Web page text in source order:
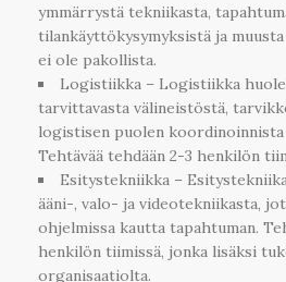
ymmärrystä tekniikasta,
tilankäyttökysymyksistä ja
ei ole pakollista.
Logistiikka – Logistiikka
tarvittavasta välineistöstä,
logistisen puolen koordinoinnista
Tehtävää tehdään 2-3 henkilön
Esitystekniikka –
ääni-, valo- ja videotekniikasta,
ohjelmissa kautta tapahtuman.
henkilön tiimissä, jonka lisäksi
organisaatiolta.